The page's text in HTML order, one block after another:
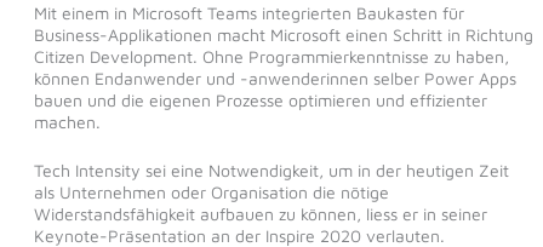
Mit einem in Microsoft Teams integrierten Baukasten für
Business-Applikationen macht Microsoft einen Schritt in Richtung
Citizen Development. Ohne Programmierkenntnisse zu haben,
können Endanwender und -anwenderinnen selber Power Apps
bauen und die eigenen Prozesse optimieren und effizienter
machen.
Tech Intensity sei eine Notwendigkeit, um in der heutigen Zeit
als Unternehmen oder Organisation die nötige
Widerstandsfähigkeit aufbauen zu können, liess er in seiner
Keynote-Präsentation an der Inspire 2020 verlauten.